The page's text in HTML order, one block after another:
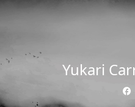
Yukari